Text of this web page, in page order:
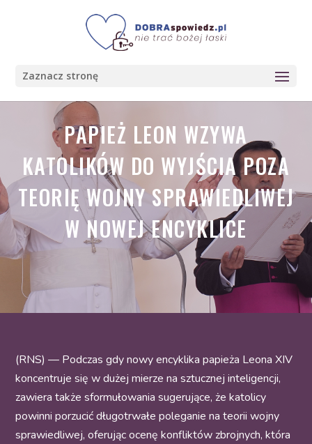
Zaznacz stronę
PAPIEŻ LEON WZYWA
KATOLIKÓW DO WYJŚCIA POZA
TEORIĘ WOJNY SPRAWIEDLIWEJ
W NOWEJ ENCYKLICE
(RNS) — Podczas gdy nowy encyklika papieża Leona XIV
koncentruje się w dużej mierze na sztucznej inteligencji,
zawiera także sformułowania sugerujące, że katolicy
powinni porzucić długotrwałe poleganie na teorii wojny
sprawiedliwej, oferując ocenę konfliktów zbrojnych, która